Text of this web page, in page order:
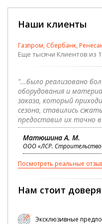
Наши клиенты
Газпром, Сбербанк,
Еще тысячи Клиентов из
"...было реализовано
оборудования и
заказа, который
сезона, ставились
предоставил их точно в
Матюшина А. М.
ООО «ЛСР.
Посмотреть реальные
Нам стоит
Эксклюзивные